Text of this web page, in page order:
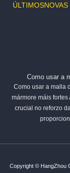
ÚLTIMOSNOVAS
Como usar a
Como usar a malla
mármore máis
crucial no reforzo
Copyright © HangZhou